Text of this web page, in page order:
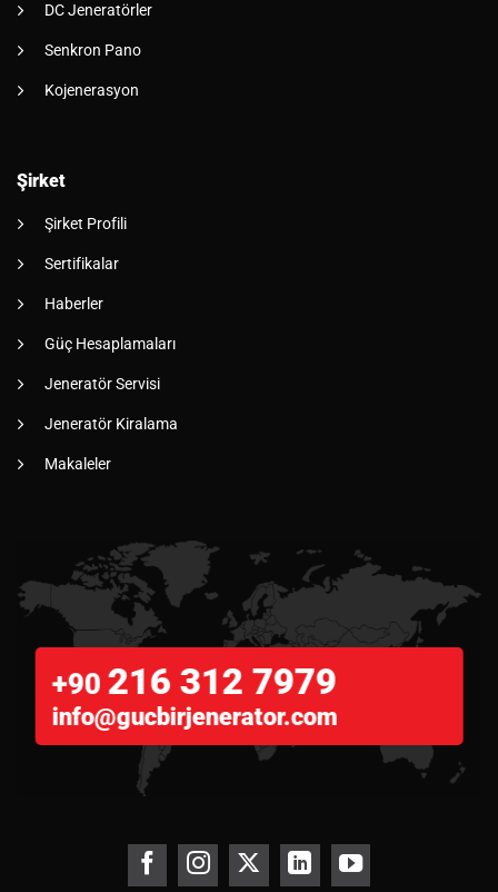
DC Jeneratörler
Senkron Pano
Kojenerasyon
Şirket
Şirket Profili
Sertifikalar
Haberler
Güç Hesaplamaları
Jeneratör Servisi
Jeneratör Kiralama
Makaleler
+90 216 312 7979
info@gucbirjenerator.com